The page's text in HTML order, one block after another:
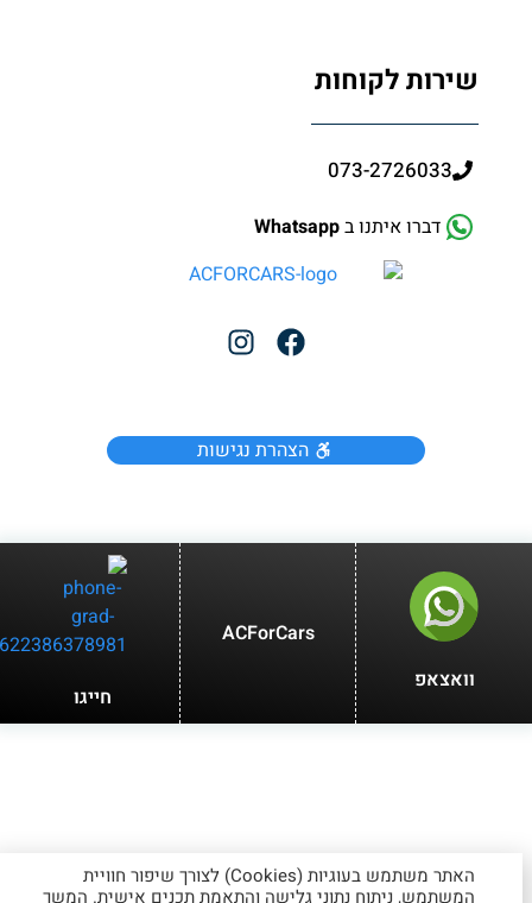
שירות לקוחות
073-2726033
דברו איתנו בWhatsapp
הצהרת נגישות
וואצאפ
ACForCars
חייגו
האתר משתמש בעוגיות (Cookies) לצורך שיפור חוויית
המשתמש, ניתוח נתוני גלישה והתאמת תכנים אישית. המשך